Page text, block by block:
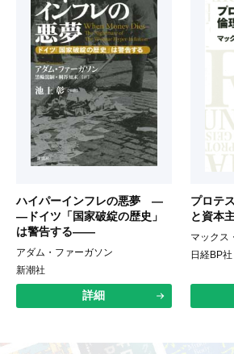
ハイパーインフレの悪夢 ―
―ドイツ「国家破綻の歴史」
は警告する――
アダム・ファーガソン
新潮社
詳細
プロテ
と資本
マックス
日経BP